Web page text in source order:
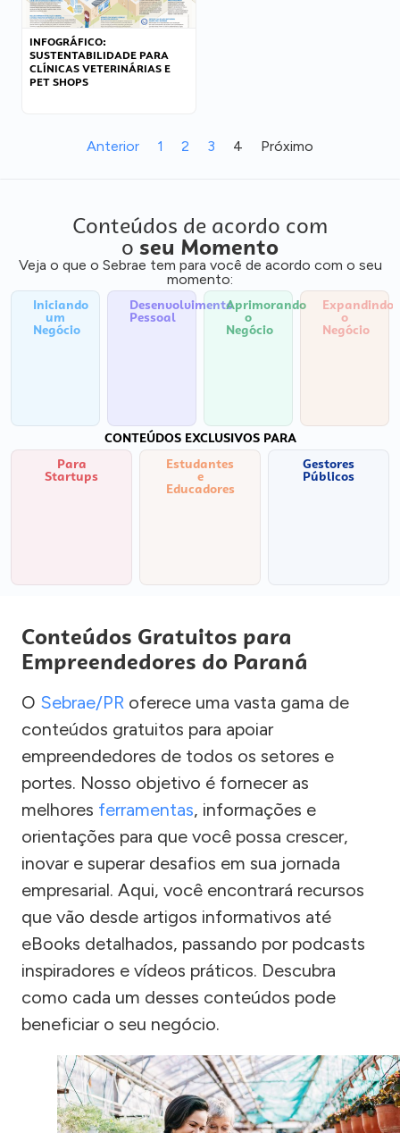
INFOGRÁFICO:
SUSTENTABILIDADE PARA
CLÍNICAS VETERINÁRIAS E
PET SHOPS
Anterior 1 2 3 4 Próximo
Conteúdos de acordo com
o seu Momento
Veja o que o Sebrae tem para você de acordo com o seu
momento:
Iniciando
um
Negócio
Desenvolvimento
Pessoal
Aprimorando
o
Negócio
Expandindo
o
Negócio
CONTEÚDOS EXCLUSIVOS PARA
Para
Startups
Estudantes
e
Educadores
Gestores
Públicos
Conteúdos Gratuitos para
Empreendedores do Paraná
O Sebrae/PR oferece uma vasta gama de
conteúdos gratuitos para apoiar
empreendedores de todos os setores e
portes. Nosso objetivo é fornecer as
melhores ferramentas, informações e
orientações para que você possa crescer,
inovar e superar desafios em sua jornada
empresarial. Aqui, você encontrará recursos
que vão desde artigos informativos até
eBooks detalhados, passando por podcasts
inspiradores e vídeos práticos. Descubra
como cada um desses conteúdos pode
beneficiar o seu negócio.